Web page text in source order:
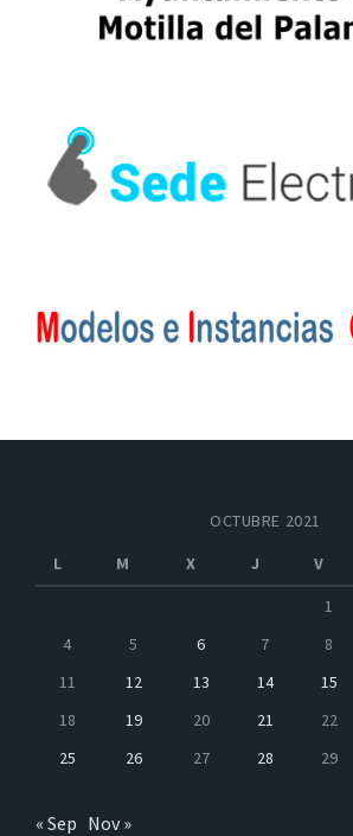
OCTUBRE 2021
L
M X J V
1
4
5 6 7 8
11
12 13 14 15
18
19 20 21 22
25
26 27 28 29
« Sep Nov »